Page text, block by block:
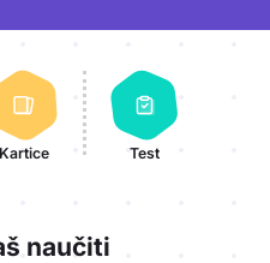
Kartice Test
naučiti